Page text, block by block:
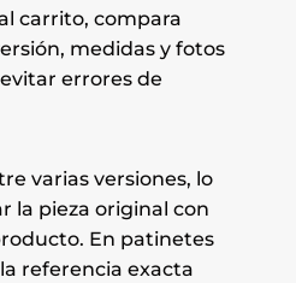
carrito, compara
medidas y fotos
errores de
varias versiones, lo
la pieza original con
En patinetes
referencia exacta